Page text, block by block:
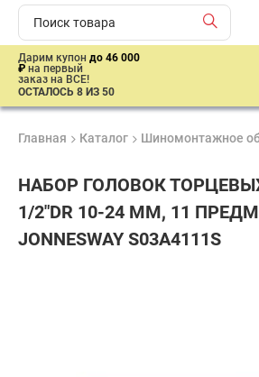
Дарим купон до 46 000
₽ на первый
заказ на ВСЕ!
ОСТАЛОСЬ 8 ИЗ 50
Главная Каталог Шиномонтажное
НАБОР ГОЛОВОК
1/2"DR 10-24 ММ, 11
JONNESWAY S03A4111S